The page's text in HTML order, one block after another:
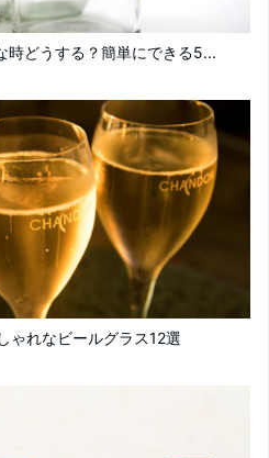
どうする？簡単にできる5...
ゃれなビールグラス12選